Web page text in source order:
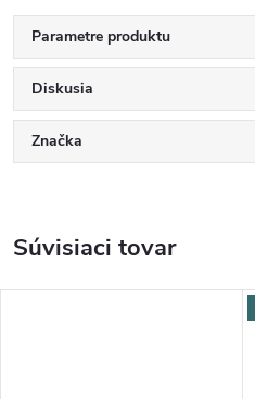
Parametre produktu
Diskusia
Značka
Súvisiaci tovar